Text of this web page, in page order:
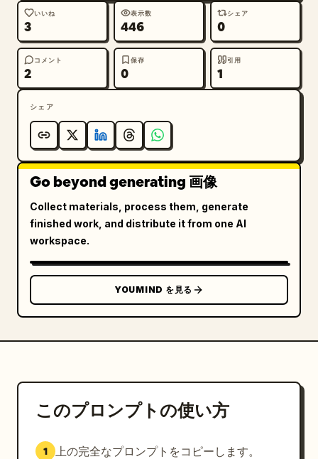
れやインクの擦れを表現し、古びたポスターのテクスチャ
に馴染ませる。
制約事項：現代的なオブジェクト、デジタル特有の光沢、
余計なテキスト、透かし、ロゴ、過度な流血表現は禁止。
いいね
3
表示数
446
シェア
0
コメント
2
保存
0
引用
1
シェア
Go beyond generating 画像
Collect materials, process them, generate
finished work, and distribute it from one AI
workspace.
YOUMIND を見る
このプロンプトの使い方
1 上の完全なプロンプトをコピーします。